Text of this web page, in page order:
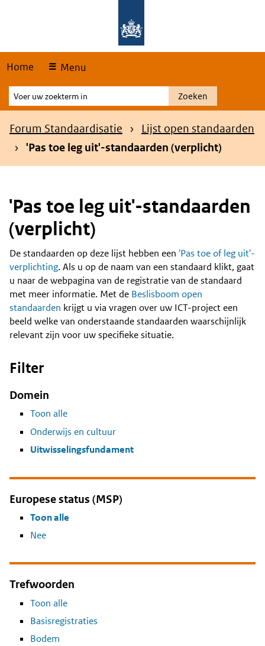
Home Menu
Voer
uw
zoekterm
Zoeken
Kruimelpad
Forum Standaardisatie
Lijst open standaarden
'Pas toe leg uit'-standaarden (verplicht)
'Pas toe leg uit'-standaarden
(verplicht)
Content
De standaarden op deze lijst hebben een 'Pas toe of leg uit'-
verplichting. Als u op de naam van een standaard klikt, gaat
u naar de webpagina van de registratie van de standaard
met meer informatie. Met de Beslisboom open
standaarden krijgt u via vragen over uw ICT-project een
beeld welke van onderstaande standaarden waarschijnlijk
relevant zijn voor uw specifieke situatie.
Filter
Domein
Toon alle
Onderwijs en cultuur
Uitwisselingsfundament
Europese status (MSP)
Toon alle
Nee
Trefwoorden
Toon alle
Basisregistraties
Bodem